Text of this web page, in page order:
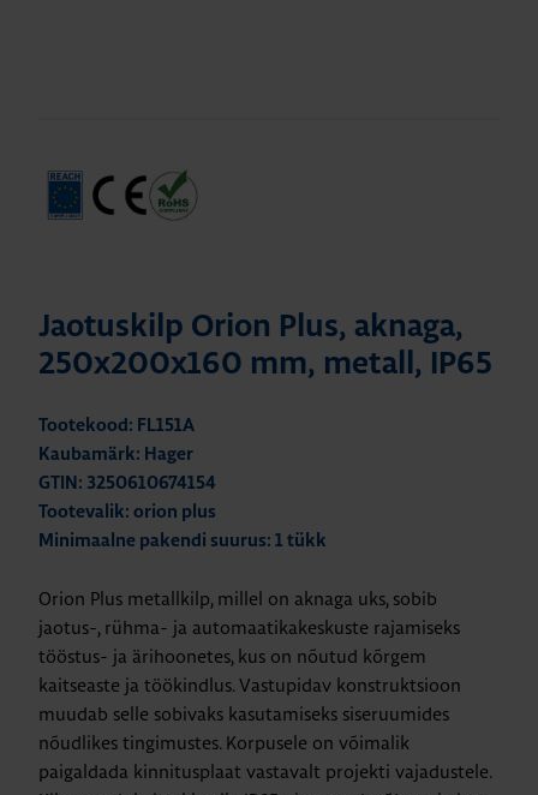
Jaotuskilp Orion Plus, aknaga,
250x200x160 mm, metall, IP65
Tootekood: FL151A
Kaubamärk: Hager
GTIN: 3250610674154
Tootevalik: orion plus
Minimaalne pakendi suurus: 1 tükk
Orion Plus metallkilp, millel on aknaga uks, sobib
jaotus-, rühma- ja automaatikakeskuste rajamiseks
tööstus- ja ärihoonetes, kus on nõutud kõrgem
kaitseaste ja töökindlus. Vastupidav konstruktsioon
muudab selle sobivaks kasutamiseks siseruumides
nõudlikes tingimustes. Korpusele on võimalik
paigaldada kinnitusplaat vastavalt projekti vajadustele.